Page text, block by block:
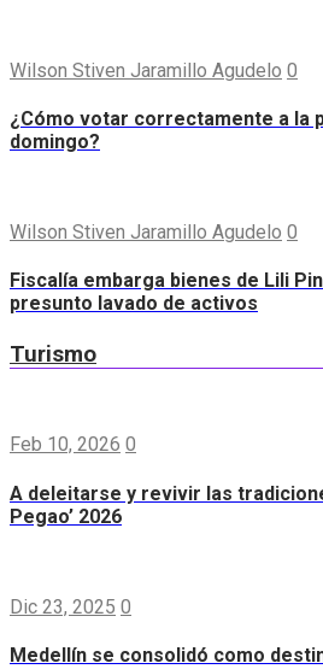
Wilson Stiven Jaramillo Agudelo 0
¿Cómo votar correctamente a la
domingo?
Wilson Stiven Jaramillo Agudelo 0
Fiscalía embarga bienes de Lili
presunto lavado de activos
Turismo
Feb 10, 2026 0
A deleitarse y revivir las
Pegao’ 2026
Dic 23, 2025 0
Medellín se consolidó como